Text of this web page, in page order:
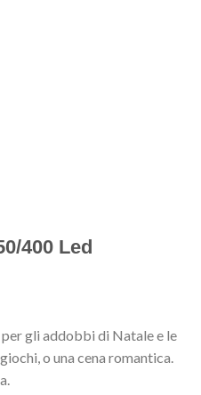
400 Led
gli addobbi di Natale e le
o una cena romantica.